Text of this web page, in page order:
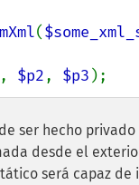
(
, $p2, $p3 );
ser hecho
desde el
será capaz de